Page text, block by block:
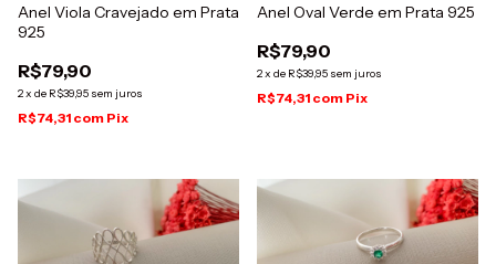
Anel Viola Cravejado em Prata
925
R$79,90
2x de R$39,95 sem juros
R$74,31 com Pix
Anel Oval Verde em Prata 925
R$79,90
2x de R$39,95 sem juros
R$74,31 com Pix